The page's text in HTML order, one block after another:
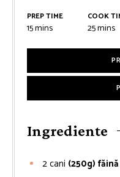
PREP TIME
15minutes
mins
COOK
25minutes
mins
Ingrediente
2cani (250g) făină